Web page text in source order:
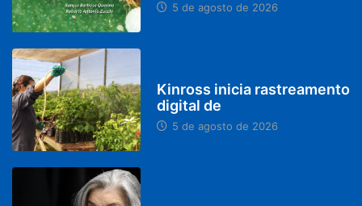
5 de agosto de 2026
Kinross inicia rastreamento
digital de
5 de agosto de 2026